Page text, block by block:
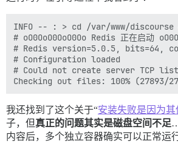
INFO -- : > cd /var/www/
# oO0OoO0OoO0Oo Redis 正在启动
# Redis version=5.0.5, bits=64,
# Configuration loaded
# Could not create server TCP
我还找到了这个关于“安装失败是因为其
子，但真正的问题其实是磁盘空间不足
内容后，多个独立容器确实可以正常运行